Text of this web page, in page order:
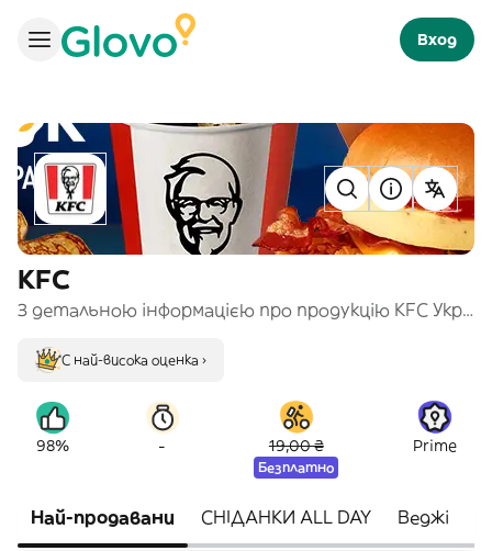
Вход
KFC
З детальною інформацією про продукцію KFC Україна можна ознайомитись на сайті kfc.ua у розділах «Інгрідієнти», «Алергени» та «Харчова цінність». Підтверджуючи замовлення, ви погоджуєтесь з загальними умовами користування.
С най-висока оценка ›
98% - 19,00 ₴
Безплатно
Prime
Най-продавани СНІДАНКИ ALL DAY Веджі